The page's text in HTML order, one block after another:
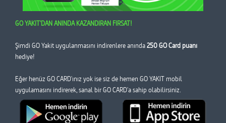
GO YAKIT'DAN ANINDA KAZANDIRAN FIRSAT!
Şimdi GO Yakit uygulanmasını indirenlere anında250 GO Card puanı
hediye!
Eğer henüz GO CARD'ınız yok ise siz de hemen GO YAKIT mobil
uygulamasını indirerek, sanal bir GO CARD'a sahip olabilirsiniz.